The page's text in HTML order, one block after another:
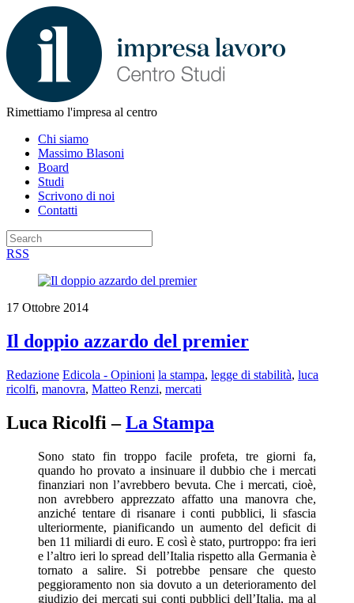
Rimettiamo l'impresa al centro
Chi siamo
Massimo Blasoni
Board
Studi
Scrivono di noi
Contatti
RSS
17 Ottobre 2014
Il doppio azzardo del premier
Redazione Edicola - Opinioni la stampa, legge di stabilità, luca
ricolfi, manovra, Matteo Renzi, mercati
Luca Ricolfi –La Stampa
Sono stato fin troppo facile profeta, tre giorni fa,
quando ho provato a insinuare il dubbio che i mercati
finanziari non l’avrebbero bevuta. Che i mercati, cioè,
non avrebbero apprezzato affatto una manovra che,
anziché tentare di risanare i conti pubblici, li sfascia
ulteriormente, pianificando un aumento del deficit di
ben 11 miliardi di euro. E così è stato, purtroppo: fra ieri
e l’altro ieri lo spread dell’Italia rispetto alla Germania è
tornato a salire. Si potrebbe pensare che questo
peggioramento non sia dovuto a un deterioramento del
giudizio dei mercati sui conti pubblici dell’Italia, ma al